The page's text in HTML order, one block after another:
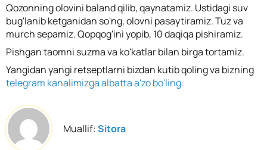
Qozonning olovini baland qilib, qaynatamiz. Ustidagi suv
bug'lanib ketganidan so'ng, olovni pasaytiramiz. Tuz va
murch sepamiz. Qopqog'ini yopib, 10 daqiqa pishiramiz.
Pishgan taomni suzma va ko'katlar bilan birga tortamiz.
Yangidan yangi retseptlarni bizdan kutib qoling va bizning
telegram kanalimizga albatta a'zo bo'ling.
Muallif:Sitora